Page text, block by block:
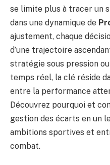
se limite plus à tracer un
dans une dynamique de
ajustement, chaque
d’une trajectoire
stratégie sous pression
temps réel, la clé réside
entre la performance
Découvrez pourquoi et
gestion des écarts en un
ambitions sportives et
combat.